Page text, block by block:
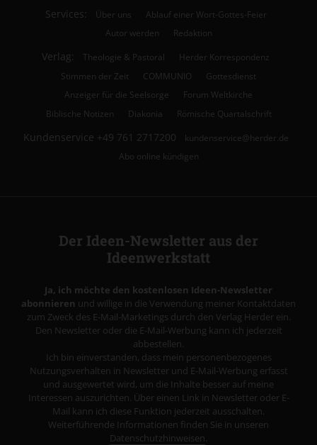
Services: Über uns
Ablauf einer Wort-Gottes-Feier
Autor werden
Redaktion
Verlag: Theologie & Pastoral
Herder Korrespondenz
Stimmen der Zeit
COMMUNIO
Gottesdienst
Anzeiger für die Seelsorge
Forum Weltkirche
Biblische Notizen
Diakonia Römische Quartalschrift
Kundenservice +49 761 2717200
kundenservice@herder.de
Abo online kündigen
Der Ideen-Newsletter aus der
Ideenwerkstatt
Ja, ich möchte den kostenlosen Ideen-Newsletter
abonnieren und willige in die Verwendung meiner Kontaktdaten
zum Zweck des E-Mail-Marketings durch den Verlag Herder ein.
Den Newsletter oder die E-Mail-Werbung kann ich jederzeit
abbestellen.
Ich bin einverstanden, dass mein personenbezogenes
Nutzungsverhalten in Newsletter und E-Mail-Werbung erfasst
und ausgewertet wird, um die Inhalte besser auf meine
Interessen auszurichten. Über einen Link in Newsletter oder E-
Mail kann ich diese Funktion jederzeit ausschalten.
Weiterführende Informationen finden Sie in unseren
Datenschutzhinweisen.